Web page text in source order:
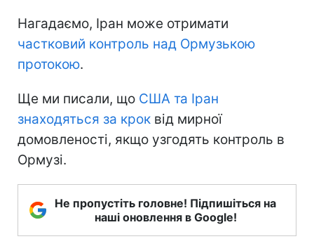
Нагадаємо, Іран може отримати
частковий контроль над Ормузькою
протокою.
Ще ми писали, що США та Іран
знаходяться за крок від мирної
домовленості, якщо узгодять контроль в
Ормузі.
Не пропустіть головне! Підпишіться на
наші оновлення в Google!